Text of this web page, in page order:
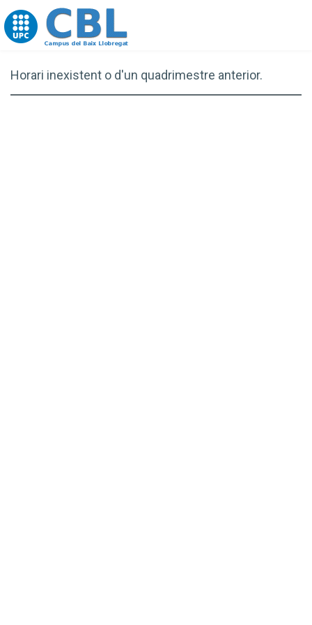
Go to upc.edu
Horari inexistent o d'un quadrimestre anterior.